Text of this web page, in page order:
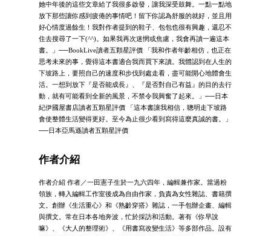
她中年後的這些文章給了我很多啟發，讓我深受鼓舞。一點一點地
放下那些讓你感到疲倦的事情吧！留下你認為舒服的就好，並且用
好心情度過餘生！我對作者提到的鞋子、包包也很有興趣，還忍不
住去搜尋了一下(^^)。如果我再次迷惘或焦慮，我會再讀一遍這本
書。」──BookLive讀者五顆星評價 「我和作者年齡相仿，也正在
思考未來的事，覺得這本書適合我而買下來讀。我體認到在人生的
下坡路上，要照自己的速度和步伐到處走看，盡可能開心地體會生
活。一想到放下『是否能成長』、『是否對自己有益』的目的去行
動，就有可能看到全新的風景，不禁令我興奮了起來。」──日本
紀伊國屋書店讀者五顆星評價 「這本書讓我相信，聰明走下坡路
會使整體生活變得更好。至今為止很少看到寫得這麼真誠的書。」
──日本亞馬遜讀者五顆星評價
作者介紹
作者介紹 作者／一田憲子生於一九六四年，編輯兼作家。當過粉
領族，轉入編輯工作室後成為自由作家，負責為女性雜誌、書籍撰
文。創辦《生活重心》和《熟齡穿搭》雜誌，一手包辦企畫、編輯
與撰文。常在日本各地奔波，忙於採訪和活動。著有《你早說
嘛》、《大人的整理術》、《用書寫改變生活》等多部作品。設有